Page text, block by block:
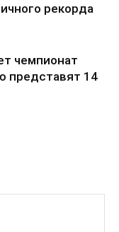
рекорда
чемпионат
представят 14